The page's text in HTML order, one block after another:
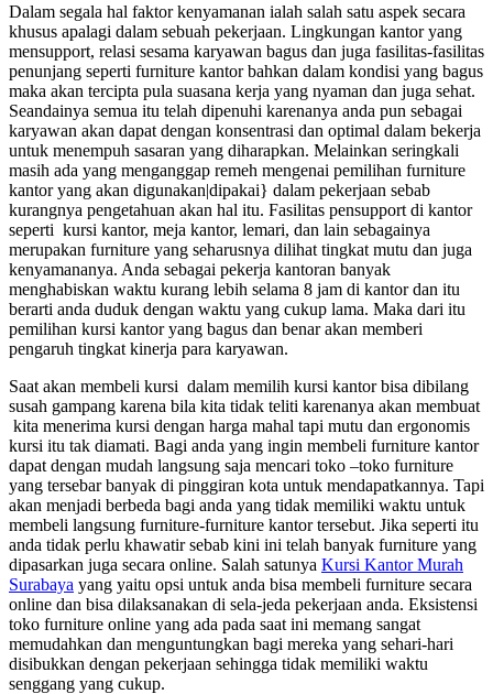
Dalam segala hal faktor kenyamanan ialah salah satu aspek secara
khusus apalagi dalam sebuah pekerjaan. Lingkungan kantor yang
mensupport, relasi sesama karyawan bagus dan juga fasilitas-fasilitas
penunjang seperti furniture kantor bahkan dalam kondisi yang bagus
maka akan tercipta pula suasana kerja yang nyaman dan juga sehat.
Seandainya semua itu telah dipenuhi karenanya anda pun sebagai
karyawan akan dapat dengan konsentrasi dan optimal dalam bekerja
untuk menempuh sasaran yang diharapkan. Melainkan seringkali
masih ada yang menganggap remeh mengenai pemilihan furniture
kantor yang akan digunakan|dipakai} dalam pekerjaan sebab
kurangnya pengetahuan akan hal itu. Fasilitas pensupport di kantor
seperti kursi kantor, meja kantor, lemari, dan lain sebagainya
merupakan furniture yang seharusnya dilihat tingkat mutu dan juga
kenyamananya. Anda sebagai pekerja kantoran banyak
menghabiskan waktu kurang lebih selama 8 jam di kantor dan itu
berarti anda duduk dengan waktu yang cukup lama. Maka dari itu
pemilihan kursi kantor yang bagus dan benar akan memberi
pengaruh tingkat kinerja para karyawan.
Saat akan membeli kursi dalam memilih kursi kantor bisa dibilang
susah gampang karena bila kita tidak teliti karenanya akan membuat
kita menerima kursi dengan harga mahal tapi mutu dan ergonomis
kursi itu tak diamati. Bagi anda yang ingin membeli furniture kantor
dapat dengan mudah langsung saja mencari toko –toko furniture
yang tersebar banyak di pinggiran kota untuk mendapatkannya. Tapi
akan menjadi berbeda bagi anda yang tidak memiliki waktu untuk
membeli langsung furniture-furniture kantor tersebut. Jika seperti itu
anda tidak perlu khawatir sebab kini ini telah banyak furniture yang
dipasarkan juga secara online. Salah satunya Kursi Kantor Murah
Surabaya yang yaitu opsi untuk anda bisa membeli furniture secara
online dan bisa dilaksanakan di sela-jeda pekerjaan anda. Eksistensi
toko furniture online yang ada pada saat ini memang sangat
memudahkan dan menguntungkan bagi mereka yang sehari-hari
disibukkan dengan pekerjaan sehingga tidak memiliki waktu
senggang yang cukup.